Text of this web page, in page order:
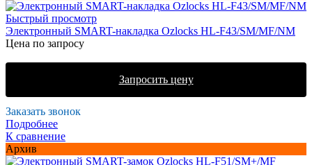
Быстрый просмотр
Электронный SMART-накладка Ozlocks HL-F43/SM/MF/NM
Цена по запросу
Запросить цену
Заказать звонок
Подробнее
К сравнение
Архив